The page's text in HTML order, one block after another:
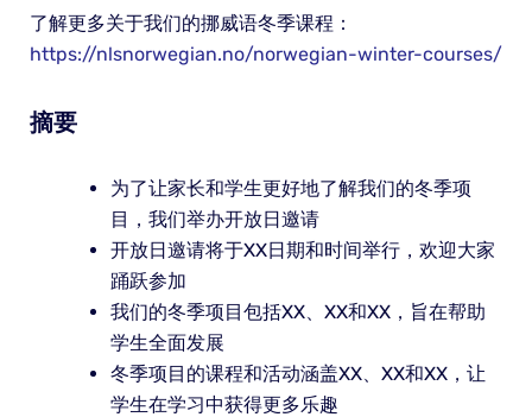
了解更多关于我们的挪威语冬季课程：
https://nlsnorwegian.no/norwegian-winter-courses/
摘要
为了让家长和学生更好地了解我们的冬季项
目，我们举办开放日邀请
开放日邀请将于XX日期和时间举行，欢迎大家
踊跃参加
我们的冬季项目包括XX、XX和XX，旨在帮助
学生全面发展
冬季项目的课程和活动涵盖XX、XX和XX，让
学生在学习中获得更多乐趣